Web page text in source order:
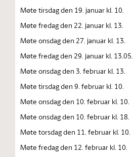
Møte tirsdag den 19. januar kl. 10.
Møte fredag den 22. januar kl. 13.
Møte onsdag den 27. januar kl. 13.
Møte fredag den 29. januar kl. 13.05.
Møte onsdag den 3. februar kl. 13.
Møte tirsdag den 9. februar kl. 10.
Møte onsdag den 10. februar kl. 10.
Møte onsdag den 10. februar kl. 18.
Møte torsdag den 11. februar kl. 10.
Møte fredag den 12. februar kl. 10.